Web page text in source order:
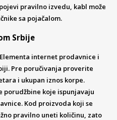
pravilno izvedu, kabl može
sa pojačalom.
Srbije
internet prodavnice i
Pre poručivanja proverite
i ukupan iznos korpe.
porudžbine koje ispunjavaju
Kod proizvoda koji se
pravilno uneti količinu, zato